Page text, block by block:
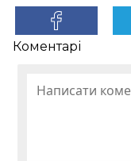
Коментарі